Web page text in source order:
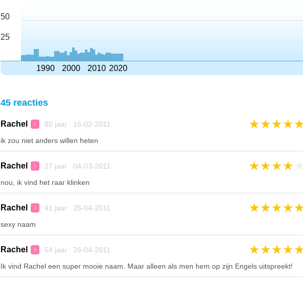
50
25
1990 2000 2010 2020
45 reacties
Rachel ♀ 80 jaar 16-02-2011 ★★★★
ik zou niet anders willen heten
Rachel ♀ 27 jaar 04-03-2011 ★★★★
nou, ik vind het raar klinken
Rachel ♀ 41 jaar 26-04-2011 ★★★★
sexy naam
Rachel ♀ 54 jaar 26-04-2011 ★★★★
Ik vind Rachel een super mooie naam. Maar alleen als men hem op zijn Engels uitspreekt!